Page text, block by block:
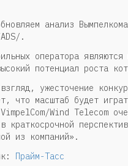
анализ
.
оператора
потенциал роста
ужесточение
что масштаб будет
Wind Telecom
краткосрочной
из компаний».
Прайм-Тасс